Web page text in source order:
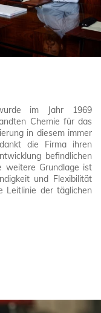
im Jahr 1969
Chemie für das
in diesem immer
die Firma ihren
befindlichen
weitere Grundlage ist
und Flexibilität
Leitlinie der täglichen
gute Arbeit dieses